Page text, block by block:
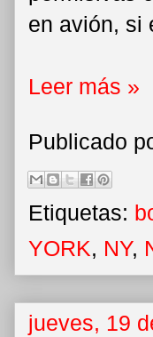
en avión, si
Leer más »
Publicado
Etiquetas:
YORK, NY,
jueves, 19